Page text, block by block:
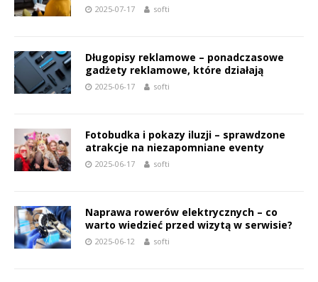
2025-07-17 softi
Długopisy reklamowe – ponadczasowe
gadżety reklamowe, które działają
2025-06-17 softi
Fotobudka i pokazy iluzji – sprawdzone
atrakcje na niezapomniane eventy
2025-06-17 softi
Naprawa rowerów elektrycznych – co
warto wiedzieć przed wizytą w serwisie?
2025-06-12 softi